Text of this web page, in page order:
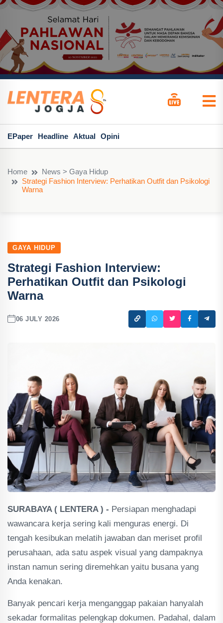
EPaper Headline Aktual Opini
Home
News > Gaya Hidup
Strategi Fashion Interview: Perhatikan Outfit dan Psikologi
Warna
GAYA HIDUP
Strategi Fashion Interview:
Perhatikan Outfit dan Psikologi
Warna
06 JULY 2026
SURABAYA ( LENTERA ) - Persiapan menghadapi
wawancara kerja sering kali menguras energi. Di
tengah kesibukan melatih jawaban dan meriset profil
perusahaan, ada satu aspek visual yang dampaknya
instan namun sering diremehkan yaitu busana yang
Anda kenakan.
Banyak pencari kerja menganggap pakaian hanyalah
sekadar formalitas pelengkap dokumen. Padahal, dalam